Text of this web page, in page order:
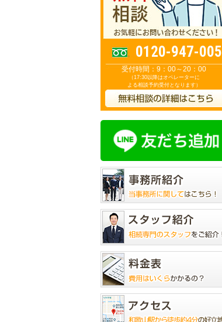
0120-947-005
受付時間：9：00～20：00
（17:30以降はオペレーターに
よる相談予約受付となります）